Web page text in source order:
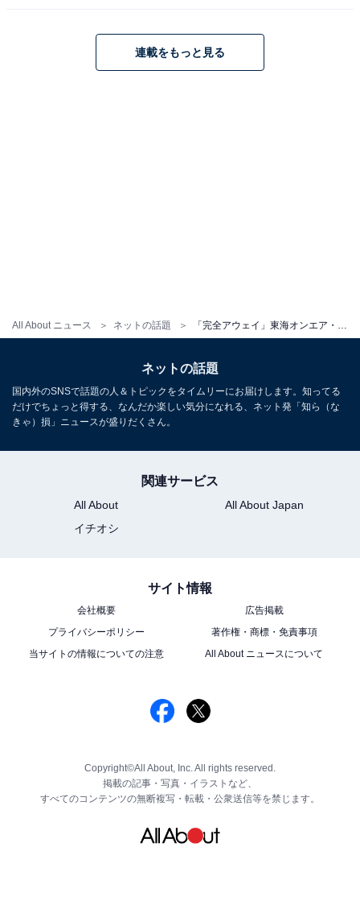
All About ニュース ネットの話題
連載をもっと見る
ネットの話題
国内外のSNSで話題の人＆トピックをタイムリーにお届けします。知ってる
だけでちょっと得する、なんだか楽しい気分になれる、ネット発「知ら（な
きゃ）損」ニュースが盛りだくさん。
関連サービス
All About
All About Japan
イチオシ
サイト情報
会社概要
広告掲載
プライバシーポリシー
著作権・商標・免責事項
当サイトの情報についての注意
All About ニュースについて
Copyright©All About, Inc. All rights reserved.
掲載の記事・写真・イラストなど、
すべてのコンテンツの無断複写・転載・公衆送信等を禁じます。